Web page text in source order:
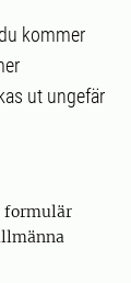
kommer
ut ungefär
formulär